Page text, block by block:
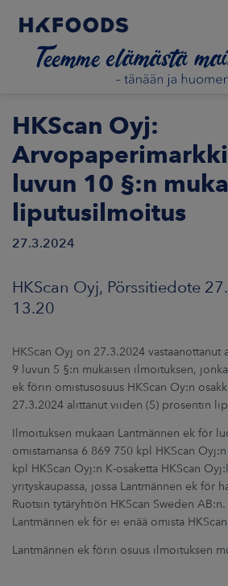
ETUSIVU
MEISTÄ
UUTISHUONE
HKScan Oyj:
luvun 10 §:n
liputusilmoitus
27.3.2024
HKScan Oyj, Pörssitiedote
13.20
HKScan Oyj on 27.3.2024 vastaanottanut
9 luvun 5 §:n mukaisen ilmoituksen,
ek förin omistusosuus HKScan Oy:n
27.3.2024 alittanut viiden (5) prosentin
Ilmoituksen mukaan Lantmännen ek för
omistamansa 6 869 750 kpl HKScan
kpl HKScan Oyj:n K-osaketta HKScan
yrityskaupassa, jossa Lantmännen ek för
Ruotsin tytäryhtiön HKScan Sweden
Lantmännen ek för ei enää omista
Lantmännen ek förin osuus ilmoituksen